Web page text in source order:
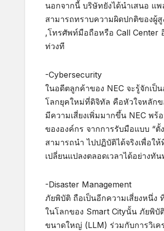
นอกจากนี้ บริษัทยังได้นำเสนอ แ
สามารถทราบความผิดปกติของผู้
,โทรศัพท์มือถือหรือ Call Center
ท่วงที
-Cybersecurity
ในอดีตลูกค้าของ NEC จะรู้จักเป็
โลกยุคใหม่ที่ดิจิทัล คือหัวใจหลักข
มีความเสี่ยงเพิ่มมากขึ้น NEC พ
ขององค์กร จากการรับมือแบบ “ตั้
สามารถนำ ไปปฏิบัติได้จริงเพื่อใ
เปลี่ยนแปลงตลอดเวลาได้อย่างทัน
-Disaster Management
ภัยพิบัติ ถือเป็นอีกความเสี่ยงหนึ่ง
ในโลกของ Smart Cityนั้น ภัยพิบั
ขนาดใหญ่ (LLM) ร่วมกับการวิเค